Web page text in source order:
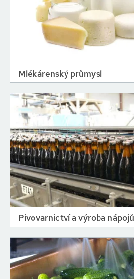
Mlékárenský průmysl
Pivovarnictví a výroba nápojů